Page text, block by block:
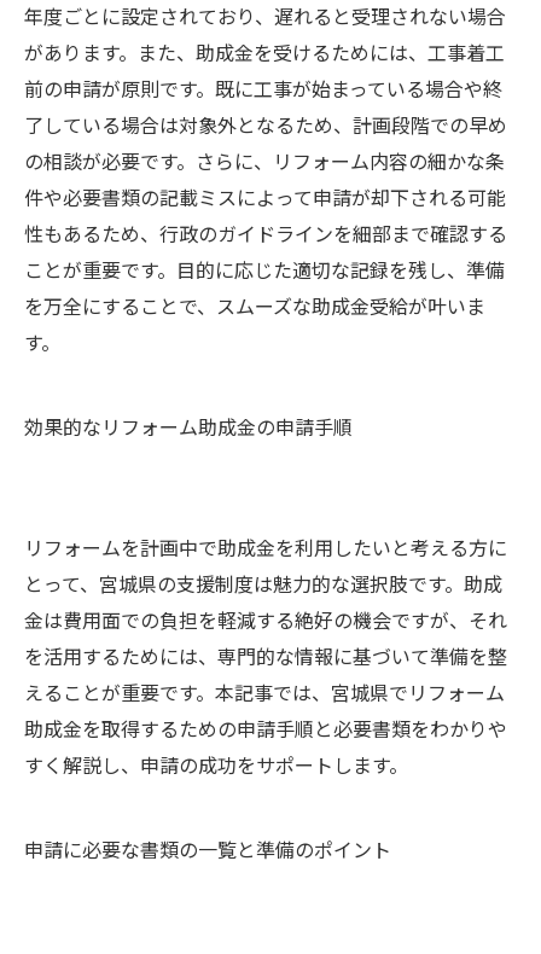
年度ごとに設定されており、遅れると受理されない場合
があります。また、助成金を受けるためには、工事着工
前の申請が原則です。既に工事が始まっている場合や終
了している場合は対象外となるため、計画段階での早め
の相談が必要です。さらに、リフォーム内容の細かな条
件や必要書類の記載ミスによって申請が却下される可能
性もあるため、行政のガイドラインを細部まで確認する
ことが重要です。目的に応じた適切な記録を残し、準備
を万全にすることで、スムーズな助成金受給が叶いま
す。
効果的なリフォーム助成金の申請手順
リフォームを計画中で助成金を利用したいと考える方に
とって、宮城県の支援制度は魅力的な選択肢です。助成
金は費用面での負担を軽減する絶好の機会ですが、それ
を活用するためには、専門的な情報に基づいて準備を整
えることが重要です。本記事では、宮城県でリフォーム
助成金を取得するための申請手順と必要書類をわかりや
すく解説し、申請の成功をサポートします。
申請に必要な書類の一覧と準備のポイント